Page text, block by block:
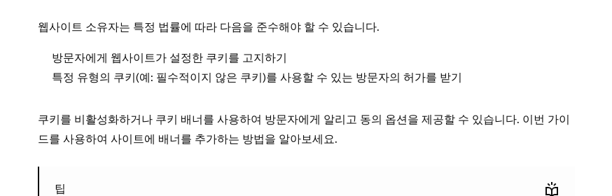
웹사이트 소유자는 특정 법률에 따라 다음을 준수해야 할 수 있습니다.
방문자에게 웹사이트가 설정한 쿠키를 고지하기
특정 유형의 쿠키(예: 필수적이지 않은 쿠키)를 사용할 수 있는 방문자의 허가를 받기
쿠키를 비활성화하거나 쿠키 배너를 사용하여 방문자에게 알리고 동의 옵션을 제공할 수 있습니다. 이번 가이
드를 사용하여 사이트에 배너를 추가하는 방법을 알아보세요.
팁